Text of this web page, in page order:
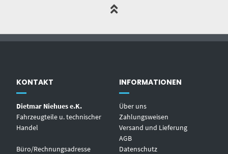
KONTAKT
Dietmar Niehues e.K.
Fahrzeugteile u. technischer
Handel
Büro/Rechnungsadresse
INFORMATIONEN
Über uns
Zahlungsweisen
Versand und Lieferung
AGB
Datenschutz